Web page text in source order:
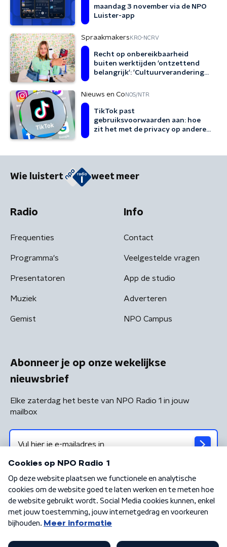
maandag 3 november via de NPO
Luister-app
Spraakmakers KRO-NCRV
Recht op onbereikbaarheid
buiten werktijden 'ontzettend
belangrijk': 'Cultuurverandering
Nieuws en Co NOS/NTR
TikTok past
gebruiksvoorwaarden aan: hoe
zit het met de privacy op andere
Wie luistert weet meer
Radio
Frequenties
Programma's
Presentatoren
Muziek
Gemist
Info
Contact
Veelgestelde vragen
App de studio
Adverteren
NPO Campus
Abonneer je op onze wekelijkse
nieuwsbrief
Elke zaterdag het beste van NPO Radio 1 in jouw
mailbox
Algemene voorwaarden